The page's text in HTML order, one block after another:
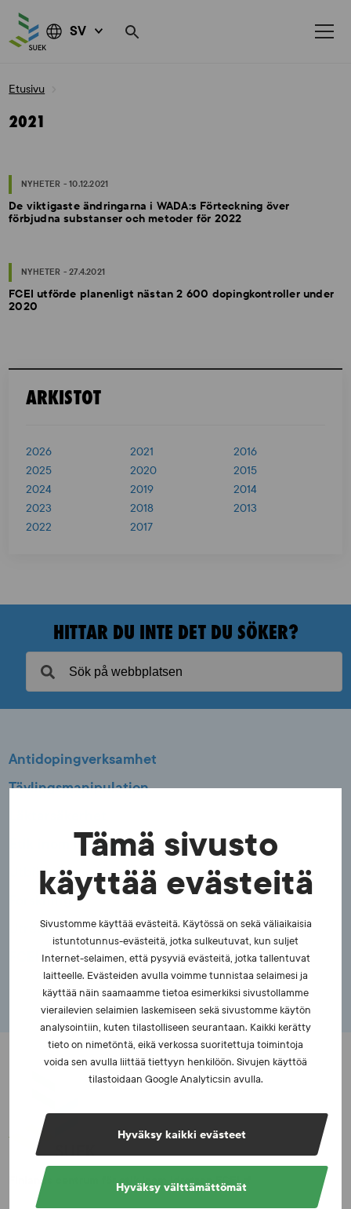
Tämä sivusto
käyttää evästeitä
Sivustomme käyttää evästeitä. Käytössä on sekä väliaikaisia
istuntotunnus-evästeitä, jotka sulkeutuvat, kun suljet
Internet-selaimen, että pysyviä evästeitä, jotka tallentuvat
laitteelle. Evästeiden avulla voimme tunnistaa selaimesi ja
käyttää näin saamaamme tietoa esimerkiksi sivustollamme
vierailevien selaimien laskemiseen sekä sivustomme käytön
analysointiin, kuten tilastolliseen seurantaan. Kaikki kerätty
tieto on nimetöntä, eikä verkossa suoritettuja toimintoja
voida sen avulla liittää tiettyyn henkilöön. Sivujen käyttöä
tilastoidaan Google Analyticsin avulla.
Hyväksy kaikki evästeet
Hyväksy välttämättömät
SV
Etusivu
2021
NYHETER - 10.12.2021
De viktigaste ändringarna i WADA:s Förteckning över
förbjudna substanser och metoder för 2022
NYHETER - 27.4.2021
FCEI utförde planenligt nästan 2 600 dopingkontroller under
2020
ARKISTOT
2026
2025
2024
2023
2022
2021
2020
2019
2018
2017
2016
2015
2014
2013
HITTAR DU INTE DET DU SÖKER?
Antidopingverksamhet
Tävlingsmanipulation
Etik inom idrotten
Utbildning
Forskning
Utredning
Finlands centrum för etik inom idrotten FCEI rf